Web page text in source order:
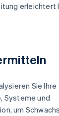
erleichtert
Sie Ihre
Systeme und
um